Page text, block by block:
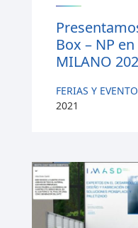
Box – NP en
MILANO
FERIAS Y
2021